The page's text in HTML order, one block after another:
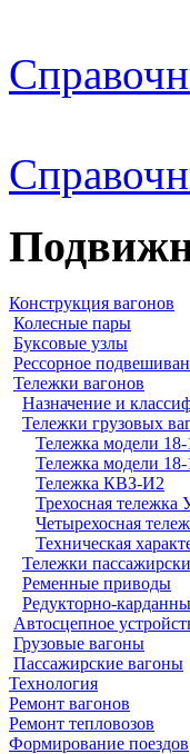
Конструкция вагонов
Колесные пары
Буксовые узлы
Рессорное
Тележки вагонов
Назначение и
Тележки грузовых
Тележка модели 18-
Тележка модели 18-
Тележка КВЗ-И2
Трехосная тележка
Четырехосная
Техническая
Тележки
Ременные приводы
Редукторно-
Автосцепное
Грузовые вагоны
Пассажирские вагоны
Технология
Ремонт вагонов
Ремонт тепловозов
Формирование поездов